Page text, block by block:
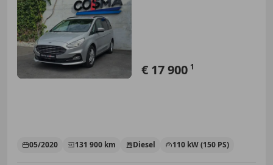
€ 17 900 1
05/2020 131 900 km Diesel 110 kW (150 PS)